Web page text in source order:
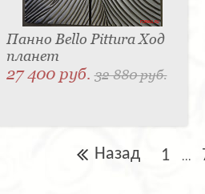
Панно Bello Pittura Ход
планет
27 400 руб.32 880 руб.
Назад 1 ...